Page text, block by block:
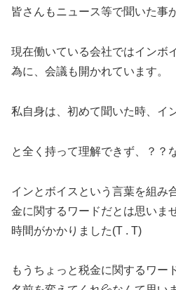
皆さんもニュース等で聞いた事
現在働いている会社ではインボ
為に、会議も開かれています。
私自身は、初めて聞いた時、イ
と全く持って理解できず、？？
インとボイスという言葉を組み
金に関するワードだとは思いま
時間がかかりました(T . T)
もうちょっと税金に関するワー